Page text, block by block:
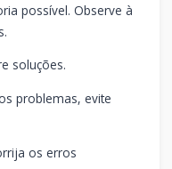
possível. Observe à
soluções.
problemas, evite
os erros